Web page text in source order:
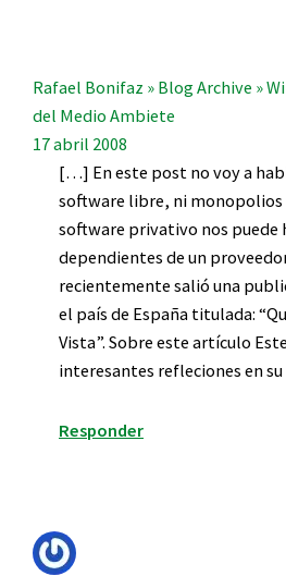
Rafael Bonifaz » Blog Archive »
del Medio Ambiete
17 abril 2008
[…] En este post no voy a
software libre, ni monopolios
software privativo nos puede
dependientes de un
recientemente salió una
el país de España titulada:
Vista”. Sobre este artículo
interesantes refleciones en
Responder